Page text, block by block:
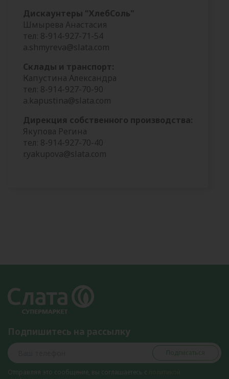
Дискаунтеры "ХлебСоль"
Шмырева Анастасия
тел: 8-914-927-71-54
a.shmyreva@slata.com
Склады и транспорт:
Капустина Александра
тел: 8-914-927-70-90
a.kapustina@slata.com
Дирекция собственного производства:
Якупова Регина
тел: 8-914-927-70-40
r.yakupova@slata.com
Подпишитесь на рассылку
Подписаться
Отправляя это сообщение, вы соглашаетесь с